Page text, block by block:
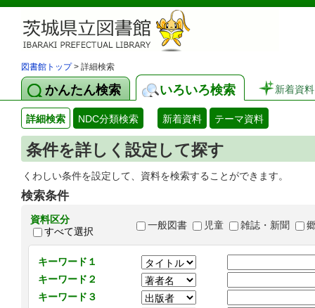
図書館トップ> 詳細検索
かんたん検索 いろいろ検索 新着資料
詳細検索 NDC分類検索 新着資料 テーマ資料
条件を詳しく設定して探す
くわしい条件を設定して、資料を検索することができます。
検索条件
資料区分
すべて選択
一般図書 児童 雑誌・新聞
キーワード１
キーワード２
キーワード３